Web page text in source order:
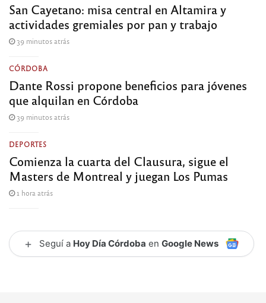
San Cayetano: misa central en Altamira y
actividades gremiales por pan y trabajo
39 minutos atrás
CÓRDOBA
Dante Rossi propone beneficios para jóvenes
que alquilan en Córdoba
39 minutos atrás
DEPORTES
Comienza la cuarta del Clausura, sigue el
Masters de Montreal y juegan Los Pumas
1 hora atrás
+ Seguí a Hoy Día Córdoba en Google News